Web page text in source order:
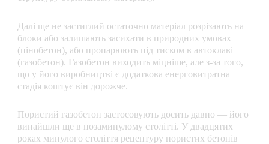
Далі ще не застиглий остаточно матеріал розрізають на
блоки або залишають засихати в природних умовах
(пінобетон), або пропарюють під тиском в автоклаві
(газобетон). Газобетон виходить міцніше, але з-за того,
що у його виробництві є додаткова енерговитратна
стадія коштує він дорожче.
Пористий газобетон застосовують досить давно — його
винайшли ще в позаминулому столітті. У двадцятих
роках минулого століття рецептуру пористих бетонів